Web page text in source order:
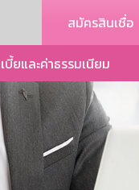
สมัครสินเชื่อ
บี้ยและค่าธรรมเนียม